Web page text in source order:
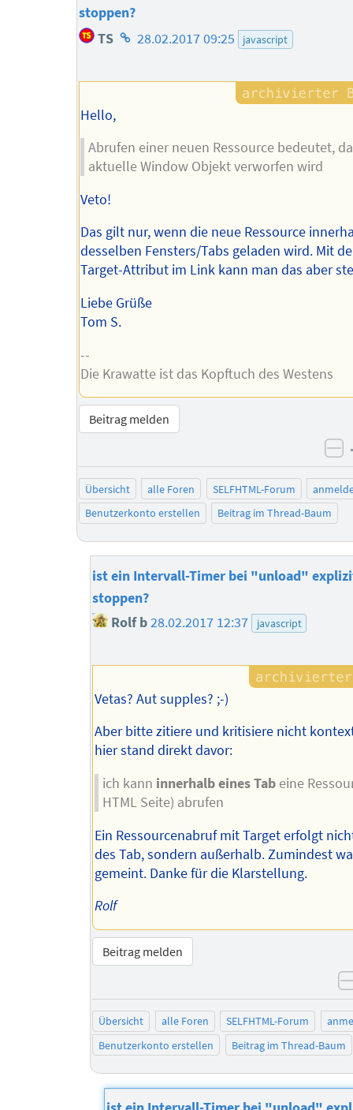
stoppen?
TS Homepage
Autors
28.02.2017 09:25 javascript
Hello,
Abrufen einer neuen Ressource bedeutet,
aktuelle Window Objekt verworfen wird
Veto!
Das gilt nur, wenn die neue Ressource
desselben Fensters/Tabs geladen wird. Mit
Target-Attribut im Link kann man das aber
Liebe Grüße
Tom S.
--
Die Krawatte ist das Kopftuch des Westens
Beitrag melden
Übersicht alle Foren SELFHTML-Forum
Benutzerkonto erstellen
Beitrag im Thread-Baum
ist ein Intervall-Timer bei "unload"
stoppen?
Rolf b28.02.2017 12:37 javascript
Vetas? Aut supples? ;-)
Aber bitte zitiere und kritisiere nicht
hier stand direkt davor:
ich kann innerhalb eines Tabeine
HTML Seite) abrufen
Ein Ressourcenabruf mit Target erfolgt
des Tab, sondern außerhalb. Zumindest
gemeint. Danke für die Klarstellung.
Rolf
Beitrag melden
Übersicht alle Foren SELFHTML-Forum
Benutzerkonto erstellen
Beitrag im Thread-Baum